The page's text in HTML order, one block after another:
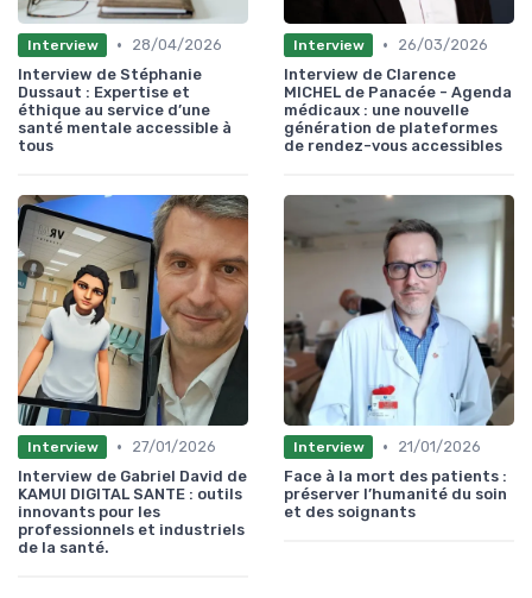
Interview •
28/04/2026
Interview de Stéphanie
Dussaut : Expertise et
éthique au service d’une
santé mentale accessible à
tous
Interview •
26/03/2026
Interview de Clarence
MICHEL de Panacée - Agenda
médicaux : une nouvelle
génération de plateformes
de rendez-vous accessibles
Interview •
27/01/2026
Interview de Gabriel David de
KAMUI DIGITAL SANTE : outils
innovants pour les
professionnels et industriels
de la santé.
Interview •
21/01/2026
Face à la mort des patients :
préserver l’humanité du soin
et des soignants